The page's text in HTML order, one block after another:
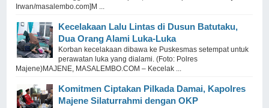
Irwan/masalembo.com]M ...
Kecelakaan Lalu Lintas di Dusun Batutaku,
Dua Orang Alami Luka-Luka
Korban kecelakaan dibawa ke Puskesmas setempat untuk
perawatan luka yang dialami. (Foto: Polres
Majene)MAJENE, MASALEMBO.COM – Kecelak ...
Komitmen Ciptakan Pilkada Damai, Kapolres
Majene Silaturrahmi dengan OKP